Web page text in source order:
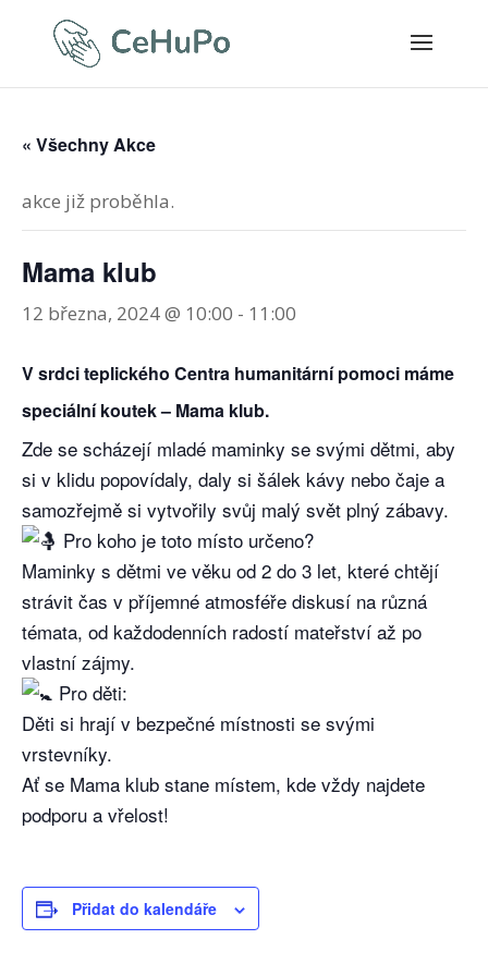
« Všechny Akce
akce již proběhla.
Mama klub
12 března, 2024 @ 10:00 - 11:00
V srdci teplického Centra humanitární pomoci máme
speciální koutek – Mama klub.
Zde se scházejí mladé maminky se svými dětmi, aby
si v klidu popovídaly, daly si šálek kávy nebo čaje a
samozřejmě si vytvořily svůj malý svět plný zábavy.
Pro koho je toto místo určeno?
Maminky s dětmi ve věku od 2 do 3 let, které chtějí
strávit čas v příjemné atmosféře diskusí na různá
témata, od každodenních radostí mateřství až po
vlastní zájmy.
Pro děti:
Děti si hrají v bezpečné místnosti se svými
vrstevníky.
Ať se Mama klub stane místem, kde vždy najdete
podporu a vřelost!
Přidat do kalendáře